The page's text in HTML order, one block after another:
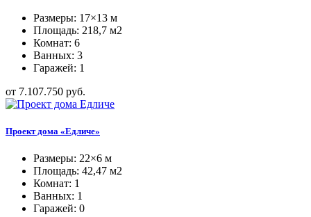
Размеры: 17×13 м
Площадь: 218,7 м2
Комнат: 6
Ванных: 3
Гаражей: 1
от 7.107.750 руб.
Проект дома «Едличе»
Размеры: 22×6 м
Площадь: 42,47 м2
Комнат: 1
Ванных: 1
Гаражей: 0